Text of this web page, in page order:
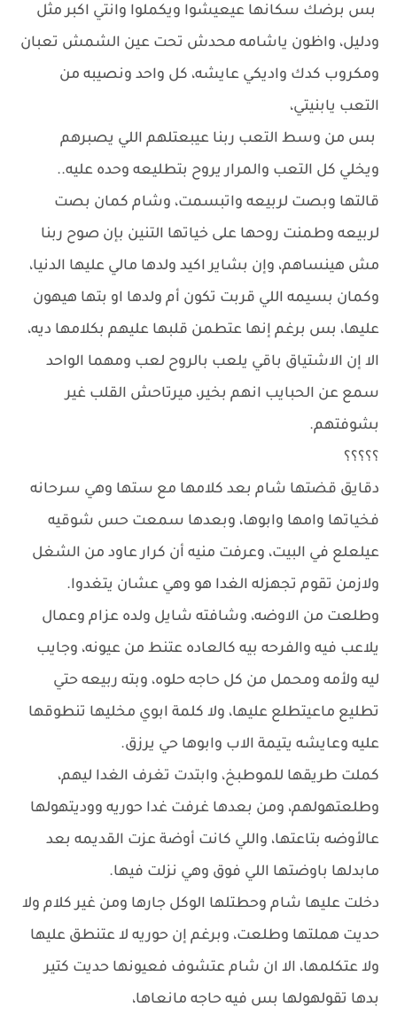
بس برضك سكانها عيعيشوا ويكملوا وانتي اكبر مثل
ودليل، واظون ياشامه محدش تحت عين الشمش تعبان
ومكروب كدك واديكي عايشه، كل واحد ونصيبه من
التعب يابنيتي،
بس من وسط التعب ربنا عيبعتلهم اللي يصبرهم
ويخلي كل التعب والمرار يروح بتطليعه وحده عليه..
قالتها وبصت لربيعه واتبسمت، وشام كمان بصت
لربيعه وطمنت روحها على خياتها التنين بإن صوح ربنا
مش هينساهم، وإن بشاير اكيد ولدها مالي عليها الدنيا،
وكمان بسيمه اللي قربت تكون أم ولدها او بتها هيهون
عليها، بس برغم إنها عتطمن قلبها عليهم بكلامها ديه،
الا إن الاشتياق باقي يلعب بالروح لعب ومهما الواحد
سمع عن الحبايب انهم بخير، ميرتاحش القلب غير
بشوفتهم.
؟؟؟؟؟
دقايق قضتها شام بعد كلامها مع ستها وهي سرحانه
فخياتها وامها وابوها، وبعدها سمعت حس شوقيه
عيلعلع في البيت، وعرفت منيه أن كرار عاود من الشغل
ولازمن تقوم تجهزله الغدا هو وهي عشان يتغدوا.
وطلعت من الاوضه، وشافته شايل ولده عزام وعمال
يلاعب فيه والفرحه بيه كالعاده عتنط من عيونه، وجايب
ليه ولأمه ومحمل من كل حاجه حلوه، وبته ربيعه حتي
تطليع ماعيتطلع عليها، ولا كلمة ابوي مخليها تنطوقها
عليه وعايشه يتيمة الاب وابوها حي يرزق.
كملت طريقها للموطبخ، وابتدت تغرف الغدا ليهم،
وطلعتهولهم، ومن بعدها غرفت غدا حوريه ووديتهولها
عالأوضه بتاعتها، واللي كانت أوضة عزت القديمه بعد
مابدلها باوضتها اللي فوق وهي نزلت فيها.
دخلت عليها شام وحطتلها الوكل جارها ومن غير كلام ولا
حديت هملتها وطلعت، وبرغم إن حوريه لا عتنطق عليها
ولا عتكلمها، الا ان شام عتشوف فعيونها حديت كتير
بدها تقولهولها بس فيه حاجه مانعاها،